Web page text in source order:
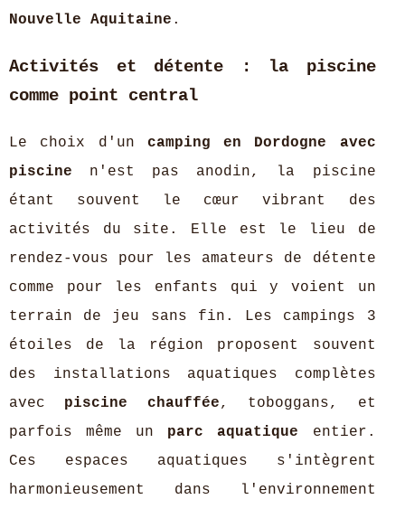
Nouvelle Aquitaine .
Activités et détente : la piscine
comme point central
Le choix d'un camping en Dordogne avec
piscine n'est pas anodin, la piscine
étant souvent le cœur vibrant des
activités du site. Elle est le lieu de
rendez-vous pour les amateurs de détente
comme pour les enfants qui y voient un
terrain de jeu sans fin. Les campings 3
étoiles de la région proposent souvent
des installations aquatiques complètes
avec piscine chauffée, toboggans, et
parfois même un parc aquatique entier.
Ces espaces aquatiques s'intègrent
harmonieusement dans l'environnement